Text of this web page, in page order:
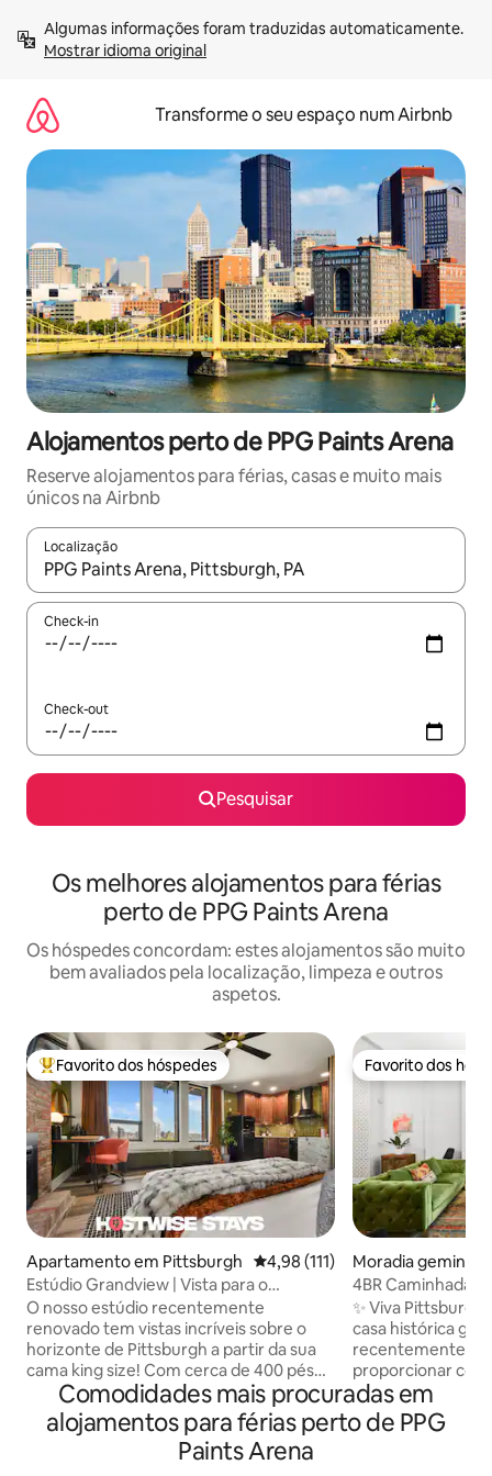
para
Mostrar idioma original
Transforme o seu espaço num Airbnb
Alojamentos perto de PPG Paints Arena
Reserve alojamentos para férias, casas e muito mais
únicos na Airbnb
Localização
Quando os resultados estiverem disponíveis, navegue com
Check-in
Check-out
Pesquisar
Os melhores alojamentos para férias
perto de PPG Paints Arena
Os hóspedes concordam: estes alojamentos são muito
bem avaliados pela localização, limpeza e outros
aspetos.
Favoritos dos hóspedes mais apreciados
Favorito dos hóspedes
Apartamento em Pittsburgh Classificação média de 4,98
4,98 (111)
Estúdio Grandview | Vista para o
horizonte | Estacionamento privado
O nosso estúdio recentemente
renovado tem vistas incríveis sobre o
horizonte de Pittsburgh a partir da sua
cama king size! Com cerca de 400 pés
quadrados de espaço de estar mesmo
na Grandview Ave, não pode bater esta
localização. Apenas a um quarteirão da
Shiloh St., estacione gratuitamente no
Favorito dos
Favorito dos
Moradia
burgh
4BR Caminhada
estacionamento
✨ Viva
casa histórica
recentemente
proporcionar
mantendo o seu
Acomoda até 12
king e 4 camas
Comodidades mais procuradas em
alojamentos para férias perto de PPG
Paints Arena